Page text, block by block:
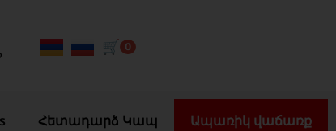
🛒 0
Հետադարձ Կապ Ապառիկ վաճառք